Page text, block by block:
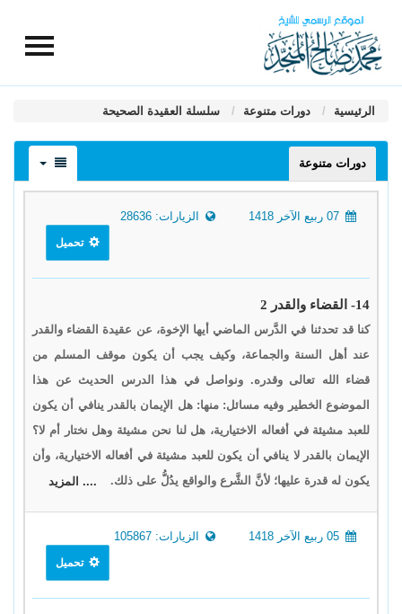
الرئيسية دورات متنوعة سلسلة العقيدة الصحيحة
دورات متنوعة
الزيارات: 28636
تحميل
14- القضاء والقدر 2
كنا قد تحدثنا في الدَّرس الماضي أيها الإخوة، عن عقيدة القضاء والقدر
عند أهل السنة والجماعة، وكيف يجب أن يكون موقف المسلم من
قضاء الله تعالى وقدره. ونواصل في هذا الدرس الحديث عن هذا
الموضوع الخطير وفيه مسائل: منها: هل الإيمان بالقدر ينافي أن يكون
للعبد مشيئة في أفعاله الاختيارية، هل لنا نحن مشيئة وهل نختار أم لا؟
الإيمان بالقدر لا ينافي أن يكون للعبد مشيئة في أفعاله الاختيارية، وأن
يكون له قدرة عليها؛ لأنَّ الشَّرع والواقع يدُلُّ على ذلك.
.... المزيد
الزيارات: 105867
تحميل